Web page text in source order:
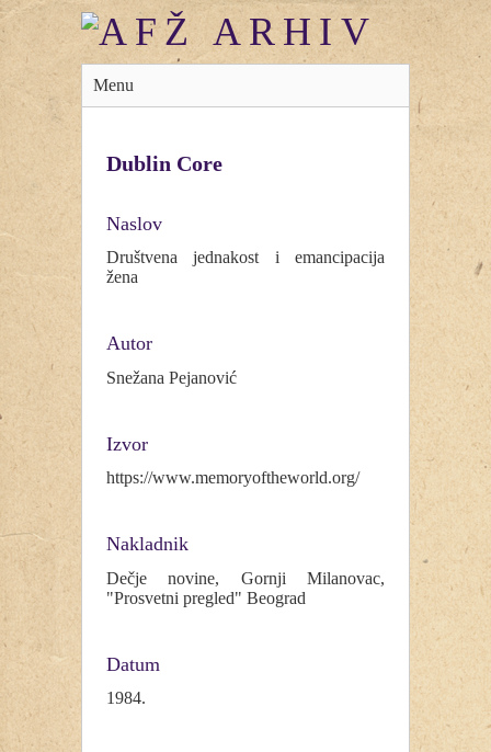
Menu
Dublin Core
Naslov
Društvena jednakost i emancipacija
žena
Autor
Snežana Pejanović
Izvor
https://www.memoryoftheworld.org/
Nakladnik
Dečje novine, Gornji Milanovac,
"Prosvetni pregled" Beograd
Datum
1984.